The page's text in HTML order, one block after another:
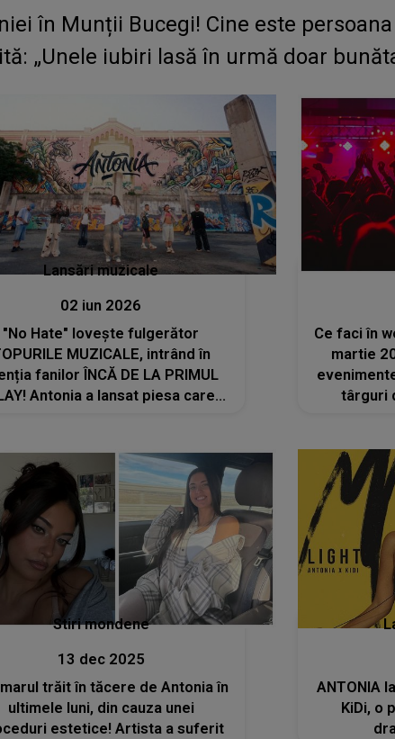
în Munții Bucegi! Cine este persoana
„Unele iubiri lasă în urmă doar
Lansări muzicale
02 iun 2026
"No Hate" lovește fulgerător
MUZICALE, intrând în
fanilor ÎNCĂ DE LA PRIMUL
Antonia a lansat piesa care
Ce faci în
martie
târguri
Stiri mondene
13 dec 2025
trăit în tăcere de Antonia în
ultimele luni, din cauza unei
estetice! Artista a suferit
ANTONIA
KiDi, o